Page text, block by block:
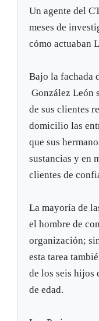
Un agente del
meses de
cómo actuaban
Bajo la fachada
González León
de sus clientes
domicilio las
que sus
sustancias y en
clientes de
La mayoría de
el hombre de
organización;
esta tarea
de los seis hijos
de edad.